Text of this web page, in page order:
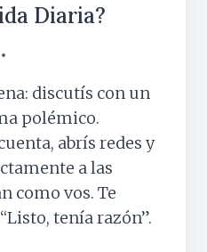
Diaria?
discutís con un
polémico.
abrís redes y
a las
como vos. Te
tenía razón”.